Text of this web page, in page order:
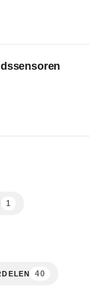
1
40